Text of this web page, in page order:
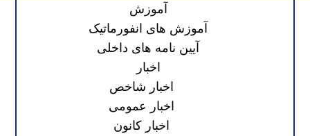
آموزش
آموزش های انفورماتیک
آیین نامه های داخلی
اخبار
اخبار شاخص
اخبار عمومی
اخبار کانون